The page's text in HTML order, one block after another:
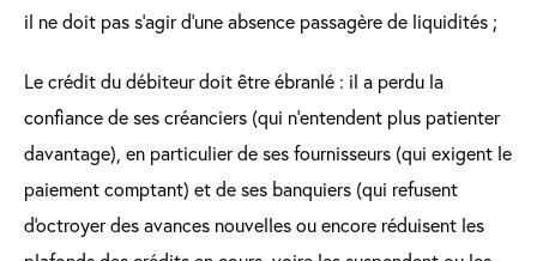
il ne doit pas s’agir d’une absence passagère de liquidités ;
Le crédit du débiteur doit être ébranlé : il a perdu la
confiance de ses créanciers (qui n’entendent plus patienter
davantage), en particulier de ses fournisseurs (qui exigent le
paiement comptant) et de ses banquiers (qui refusent
d'octroyer des avances nouvelles ou encore réduisent les